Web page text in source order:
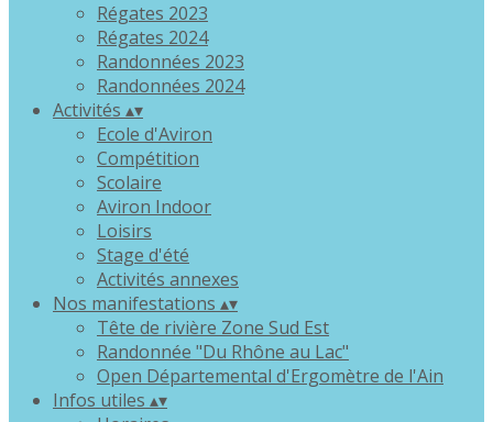
Régates 2023
Régates 2024
Randonnées 2023
Randonnées 2024
Activités ▴▾
Ecole d'Aviron
Compétition
Scolaire
Aviron Indoor
Loisirs
Stage d'été
Activités annexes
Nos manifestations ▴▾
Tête de rivière Zone Sud Est
Randonnée "Du Rhône au Lac"
Open Départemental d'Ergomètre de l'Ain
Infos utiles ▴▾